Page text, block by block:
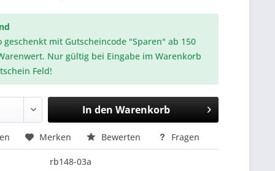
geschenkt mit Gutscheincode "Sparen" ab 150
Nur gültig bei Eingabe im Warenkorb
Feld!
In den Warenkorb
Merken Bewerten Fragen
rb148-03a